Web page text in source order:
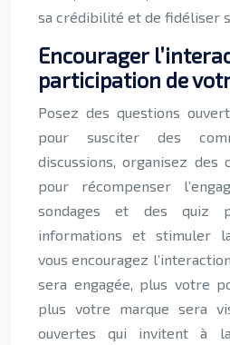
sa crédibilité et de fidéliser
Encourager
participation de
Posez des questions
pour susciter des
discussions, organisez des
pour récompenser
sondages et des quiz
informations et stimuler
vous encouragez
sera engagée, plus votre
plus votre marque sera
ouvertes qui invitent à